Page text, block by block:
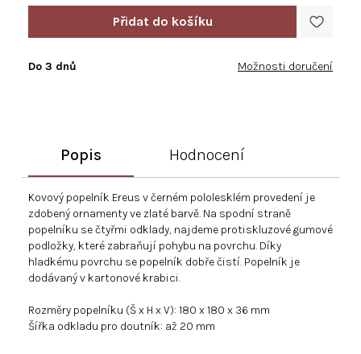
cena:
Do 3 dnů Možnosti doručení
Popis Hodnocení
Kovový popelník Ereus v černém pololesklém provedení je
zdobený ornamenty ve zlaté barvě. Na spodní straně
popelníku se čtyřmi odklady, najdeme protiskluzové gumové
podložky, které zabraňují pohybu na povrchu. Díky
hladkému povrchu se popelník dobře čistí. Popelník je
dodávaný v kartonové krabici.
Rozměry popelníku (Š x H x V): 180 x 180 x 36 mm
Šířka odkladu pro doutník: až 20 mm